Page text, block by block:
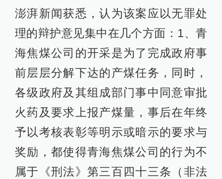
澎湃新闻获悉，认为该案应以无罪处
理的辩护意见集中在几个方面：1、青
海焦煤公司的开采是为了完成政府事
前层层分解下达的产煤任务，同时，
各级政府及其组成部门事中同意审批
火药及要求上报产煤量，事后在年终
予以考核表彰等明示或暗示的要求与
奖励，都使得青海焦煤公司的行为不
属于《刑法》第三百四十三条（非法